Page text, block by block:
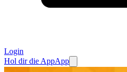
Login
Hol dir die AppApp